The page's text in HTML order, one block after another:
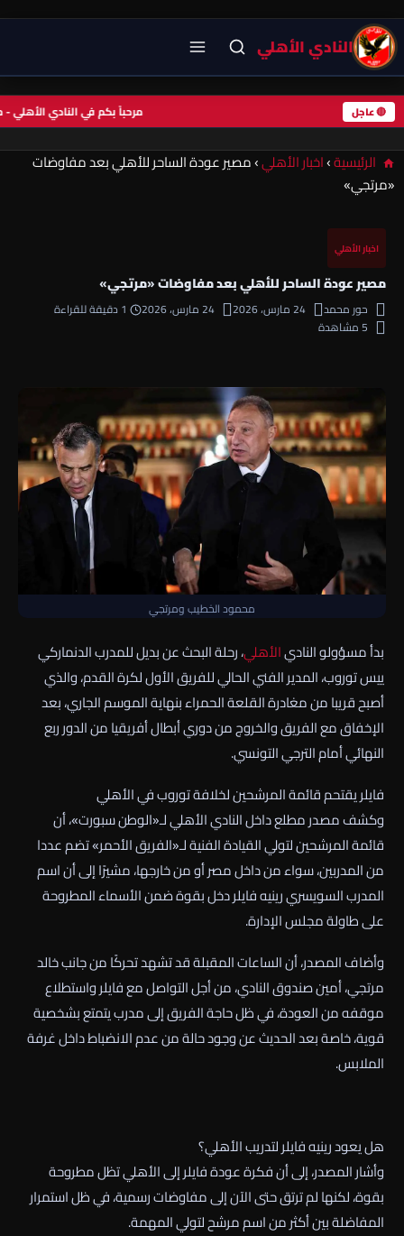
النادي الأهلي
🔴 عاجل مرحباً بكم في النادي
الرئيسية›اخبار الأهلي›مصير عودة الساحر للأهلي بعد مفاوضات
«مرتجي»
اخبار الأهلي
مصير عودة الساحر للأهلي بعد مفاوضات «مرتجي»
حور محمد 24 مارس، 2026 24 مارس، 2026
1 دقيقة للقراءة
5 مشاهدة
محمود الخطيب ومرتجي
بدأ مسؤولو الناديالأهلي، رحلة البحث عن بديل للمدرب الدنماركي
ييس توروب، المدير الفني الحالي للفريق الأول لكرة القدم، والذي
أصبح قريبا من مغادرة القلعة الحمراء بنهاية الموسم الجاري، بعد
الإخفاق مع الفريق والخروج من دوري أبطال أفريقيا من الدور ربع
النهائي أمام الترجي التونسي.
فايلر يقتحم قائمة المرشحين لخلافة توروب في الأهلي
وكشف مصدر مطلع داخل النادي الأهلي لـ«الوطن سبورت»، أن
قائمة المرشحين لتولي القيادة الفنية لـ«الفريق الأحمر» تضم عددا
من المدربين، سواء من داخل مصر أو من خارجها، مشيرًا إلى أن اسم
المدرب السويسري رينيه فايلر دخل بقوة ضمن الأسماء المطروحة
على طاولة مجلس الإدارة.
وأضاف المصدر، أن الساعات المقبلة قد تشهد تحركًا من جانب خالد
مرتجي، أمين صندوق النادي، من أجل التواصل مع فايلر واستطلاع
موقفه من العودة، في ظل حاجة الفريق إلى مدرب يتمتع بشخصية
قوية، خاصة بعد الحديث عن وجود حالة من عدم الانضباط داخل غرفة
الملابس.
هل يعود رينيه فايلر لتدريب الأهلي؟
وأشار المصدر، إلى أن فكرة عودة فايلر إلى الأهلي تظل مطروحة
بقوة، لكنها لم ترتق حتى الآن إلى مفاوضات رسمية، في ظل استمرار
المفاضلة بين أكثر من اسم مرشح لتولي المهمة.